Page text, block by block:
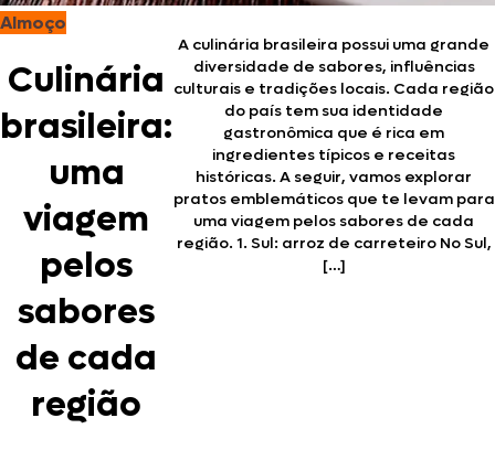
Almoço
Culinária
brasileira:
uma
viagem
pelos
sabores
de cada
região
A culinária brasileira possui uma grande
diversidade de sabores, influências
culturais e tradições locais. Cada região
do país tem sua identidade
gastronômica que é rica em
ingredientes típicos e receitas
históricas. A seguir, vamos explorar
pratos emblemáticos que te levam para
uma viagem pelos sabores de cada
região. 1. Sul: arroz de carreteiro No Sul,
[…]